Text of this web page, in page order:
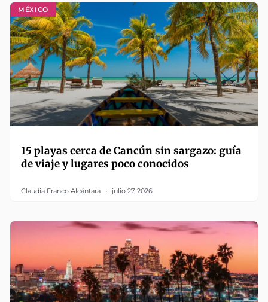
MÉXICO
15 playas cerca de Cancún sin sargazo: guía
de viaje y lugares poco conocidos
Claudia Franco Alcántara julio 27, 2026